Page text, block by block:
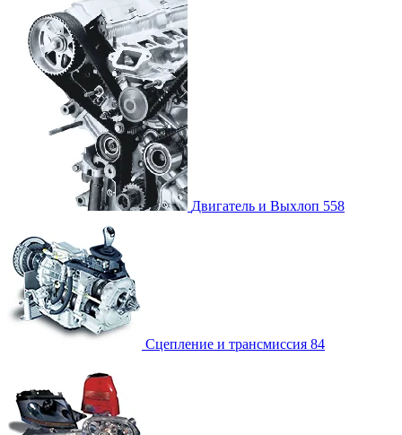
Двигатель и Выхлоп 558
Сцепление и трансмиссия 84